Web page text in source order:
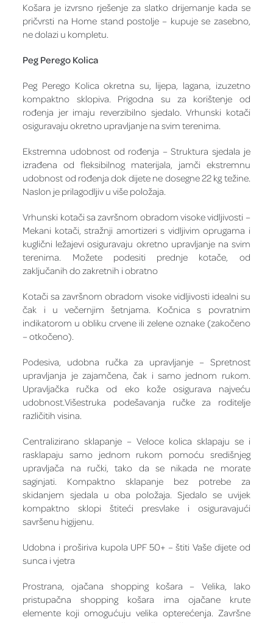
Košara je izvrsno rješenje za slatko drijemanje kada se
pričvrsti na Home stand postolje – kupuje se zasebno,
ne dolazi u kompletu.
Peg Perego Kolica
Peg Perego Kolica okretna su, lijepa, lagana, izuzetno
kompaktno sklopiva. Prigodna su za korištenje od
rođenja jer imaju reverzibilno sjedalo. Vrhunski kotači
osiguravaju okretno upravljanje na svim terenima.
Ekstremna udobnost od rođenja – Struktura sjedala je
izrađena od fleksibilnog materijala, jamči ekstremnu
udobnost od rođenja dok dijete ne dosegne 22 kg težine.
Naslon je prilagodljiv u više položaja.
Vrhunski kotači sa završnom obradom visoke vidljivosti –
Mekani kotači, stražnji amortizeri s vidljivim oprugama i
kuglični ležajevi osiguravaju okretno upravljanje na svim
terenima. Možete podesiti prednje kotače, od
zaključanih do zakretnih i obratno
Kotači sa završnom obradom visoke vidljivosti idealni su
čak i u večernjim šetnjama. Kočnica s povratnim
indikatorom u obliku crvene ili zelene oznake (zakočeno
– otkočeno).
Podesiva, udobna ručka za upravljanje – Spretnost
upravljanja je zajamčena, čak i samo jednom rukom.
Upravljačka ručka od eko kože osigurava najveću
udobnost.Višestruka podešavanja ručke za roditelje
različitih visina.
Centralizirano sklapanje – Veloce kolica sklapaju se i
rasklapaju samo jednom rukom pomoću središnjeg
upravljača na ručki, tako da se nikada ne morate
saginjati. Kompaktno sklapanje bez potrebe za
skidanjem sjedala u oba položaja. Sjedalo se uvijek
kompaktno sklopi štiteći presvlake i osiguravajući
savršenu higijenu.
Udobna i proširiva kupola UPF 50+ – štiti Vaše dijete od
sunca i vjetra
Prostrana, ojačana shopping košara – Velika, lako
pristupačna shopping košara ima ojačane krute
elemente koji omogućuju velika opterećenja. Završne